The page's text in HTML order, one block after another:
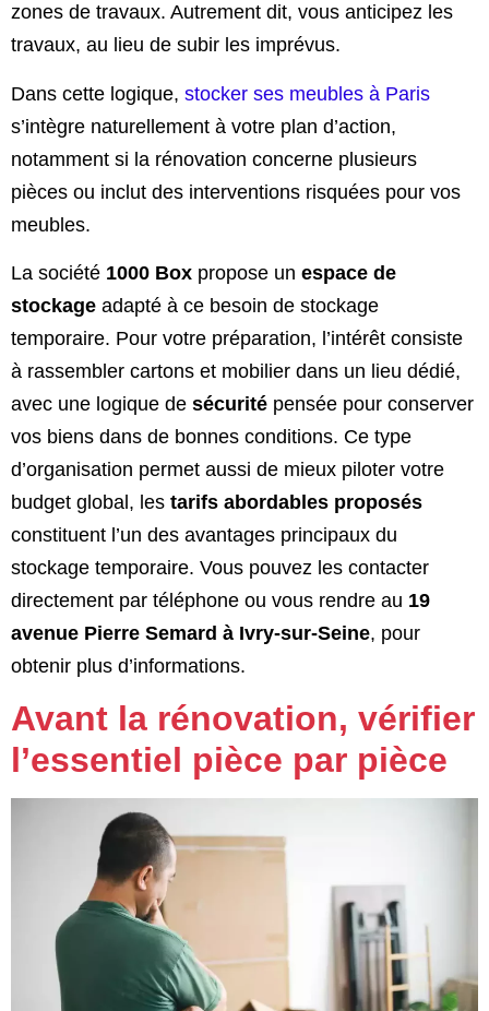
zones de travaux. Autrement dit, vous anticipez les
travaux, au lieu de subir les imprévus.
Dans cette logique, stocker ses meubles à Paris
s’intègre naturellement à votre plan d’action,
notamment si la rénovation concerne plusieurs
pièces ou inclut des interventions risquées pour vos
meubles.
La société 1000 Box propose un espace de
stockage adapté à ce besoin de stockage
temporaire. Pour votre préparation, l’intérêt consiste
à rassembler cartons et mobilier dans un lieu dédié,
avec une logique de sécurité pensée pour conserver
vos biens dans de bonnes conditions. Ce type
d’organisation permet aussi de mieux piloter votre
budget global, les tarifs abordables proposés
constituent l’un des avantages principaux du
stockage temporaire. Vous pouvez les contacter
directement par téléphone ou vous rendre au 19
avenue Pierre Semard à Ivry-sur-Seine, pour
obtenir plus d’informations.
Avant la rénovation, vérifier
l’essentiel pièce par pièce